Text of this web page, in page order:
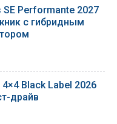
Performante 2027
с гибридным
Black Label 2026
драйв